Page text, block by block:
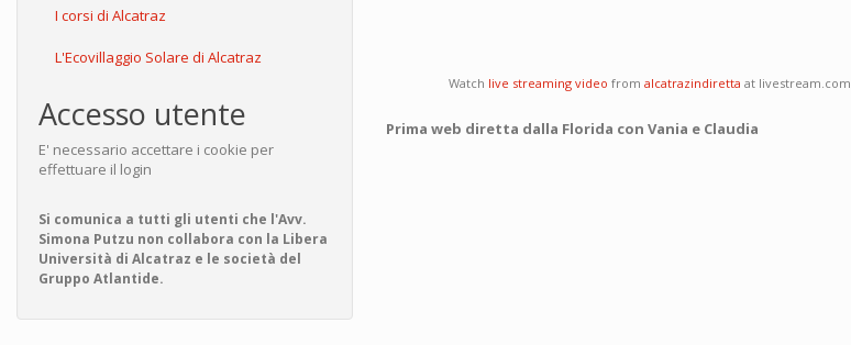
I corsi di Alcatraz
L'Ecovillaggio Solare di Alcatraz
Accesso utente
E' necessario accettare i cookie per
effettuare il login
Si comunica a tutti gli utenti che l'Avv.
Simona Putzu non collabora con la Libera
Università di Alcatraz e le società del
Gruppo Atlantide.
Watch live streaming video from alcatrazindiretta at livestream.com
Prima web diretta dalla Florida con Vania e Claudia